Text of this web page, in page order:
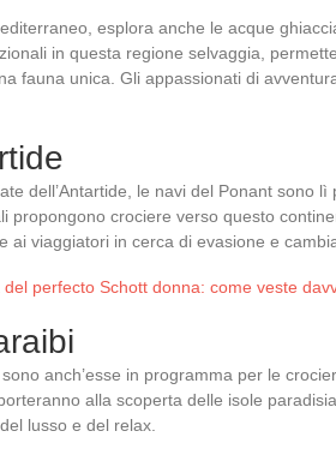
esplora anche le acque
in questa regione selvaggia,
fauna unica. Gli appassionati di
dell’Antartide, le navi del Ponant sono lì
propongono crociere verso questo
ai viaggiatori in cerca di evasione e
del perfecto Schott donna: come veste
anch’esse in programma per le
alla scoperta delle isole
lusso e del relax.